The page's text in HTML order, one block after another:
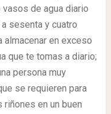
de agua diario
sesenta y cuatro
almacenar en exceso
que te tomas a diario;
persona muy
se requieren para
en un buen